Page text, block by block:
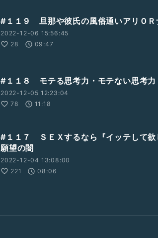
#１１９ 旦那や彼氏の風俗通いアリＯＲ
2022-12-06 15:56:45
28
09:47
#１１８ モテる思考力・モテない思考力
2022-12-05 12:23:04
78
11:18
#１１７ ＳＥＸするなら『イッテして欲
願望の闇
2022-12-04 13:08:00
221
08:06